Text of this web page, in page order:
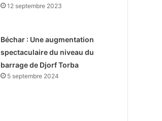
12 septembre 2023
Béchar : Une augmentation
spectaculaire du niveau du
barrage de Djorf Torba
5 septembre 2024